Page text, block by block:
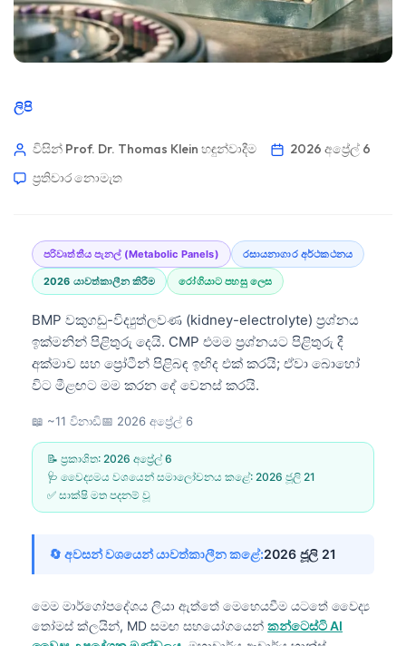
ලිපි
විසින් Prof. Dr. Thomas Klein හඳුන්වාදීම
2026 අප්‍රේල් 6
ප්‍රතිචාර නොමැත
පරිවෘත්තීය පැනල් (Metabolic Panels) රසායනාගාර අර්ථකථනය
2026 යාවත්කාලීන කිරීම රෝගියාට පහසු ලෙස
BMP වකුගඩු-විද්‍යුත්ලවණ (kidney-electrolyte) ප්‍රශ්නය
ඉක්මනින් පිළිතුරු දෙයි. CMP එමම ප්‍රශ්නයට පිළිතුරු දී
අක්මාව සහ ප්‍රෝටීන් පිළිබඳ ඉඟිද එක් කරයි; ඒවා බොහෝ
විට මීළඟට මම කරන දේ වෙනස් කරයි.
📖 ~11 විනාඩි📅 2026 අප්‍රේල් 6
📝 ප්‍රකාශිත: 2026 අප්‍රේල් 6
🩺 වෛද්‍යමය වශයෙන් සමාලෝචනය කළේ: 2026 ජූලි 21
✅ සාක්ෂි මත පදනම් වූ
🔄 අවසන් වශයෙන් යාවත්කාලීන කළේ:2026 ජූලි 21
මෙම මාර්ගෝපදේශය ලියා ඇත්තේ මෙහෙයවීම යටතේ වෛද්‍ය
තෝමස් ක්ලයින්, MD සමඟ සහයෝගයෙන් කන්ටෙස්ටි AI